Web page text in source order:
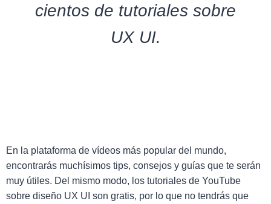
cientos de tutoriales sobre
UX UI.
En la plataforma de vídeos más popular del mundo,
encontrarás muchísimos tips, consejos y guías que te serán
muy útiles. Del mismo modo, los tutoriales de YouTube
sobre diseño UX UI son gratis, por lo que no tendrás que